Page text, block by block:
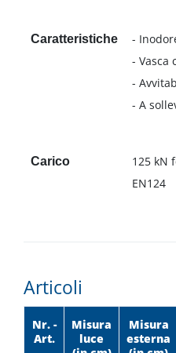
Caratteristiche
-
- Vasca
-
- A
Carico
125 kN
EN124
Articoli
Nr. -
Art.
Misura
luce
Misura
esterna